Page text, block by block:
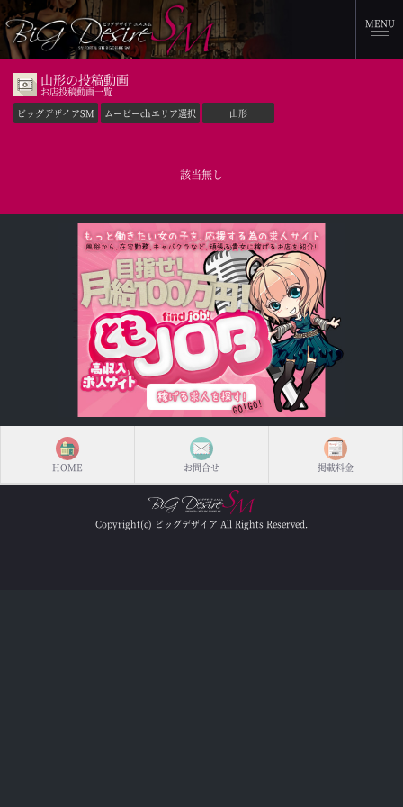
MENU
山形の投稿動画
お店投稿動画一覧
ビッグデザイアSM
ムービーchエリア選択 山形
HOME お問合せ 掲載料金
Copyright(c) ビッグデザイア All Rights Reserved.